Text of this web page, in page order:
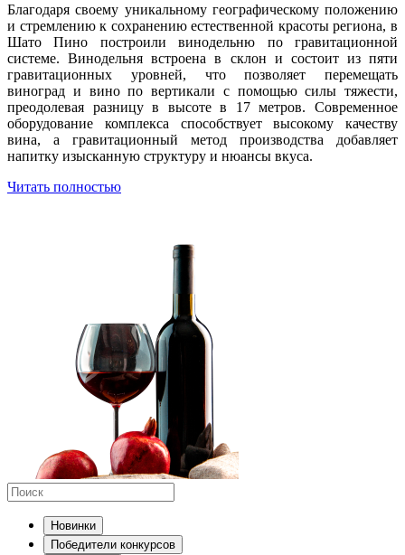
Благодаря своему уникальному географическому положению
и стремлению к сохранению естественной красоты региона, в
Шато Пино построили винодельню по гравитационной
системе. Винодельня встроена в склон и состоит из пяти
гравитационных уровней, что позволяет перемещать
виноград и вино по вертикали с помощью силы тяжести,
преодолевая разницу в высоте в 17 метров. Современное
оборудование комплекса способствует высокому качеству
вина, а гравитационный метод производства добавляет
напитку изысканную структуру и нюансы вкуса.
Читать полностью
Новинки
Победители конкурсов